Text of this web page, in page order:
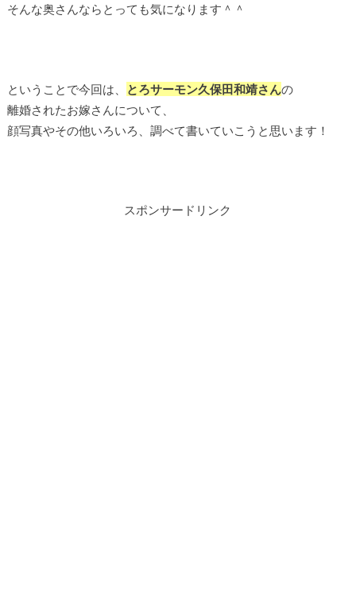
そんな奥さんならとっても気になります＾＾
ということで今回は、 とろサーモン久保田和靖さんの
離婚されたお嫁さんについて、
顔写真やその他いろいろ、調べて書いていこうと思います！
スポンサードリンク